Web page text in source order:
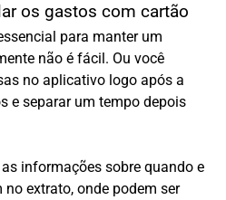
os gastos com cartão
para manter um
não é fácil. Ou você
no aplicativo logo após a
e separar um tempo depois
informações sobre quando e
extrato, onde podem ser